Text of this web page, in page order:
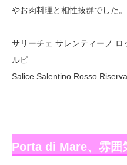
やお肉料理と相性抜群でした。
サリーチェ サレンティーノ
ルピ
Salice Salentino Rosso
Porta di Mare、雰囲